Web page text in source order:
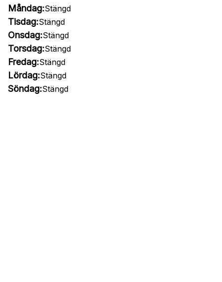
Måndag:Stängd
Tisdag:Stängd
Onsdag:Stängd
Torsdag:Stängd
Fredag:Stängd
Lördag:Stängd
Söndag:Stängd